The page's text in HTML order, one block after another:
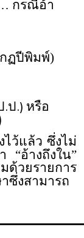
กรณีอ้า
กฏปีพิมพ์)
ป.) หรือ
ไว้แล้ว ซึ่งไม่
“อ้างถึงใน”
ด้วยรายการ
ซึ่งสามารถ